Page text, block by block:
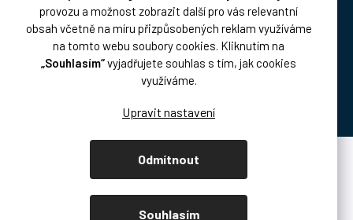
provozu a možnost zobrazit další pro vás relevantní
obsah včetně na míru přizpůsobených reklam využíváme
na tomto webu soubory cookies. Kliknutím na
„Souhlasím“vyjadřujete souhlas s tím, jak cookies
využíváme.
Odmítnout
Souhlasím
Platba:
Vytvořil Shoptet Premium
Copyright 2026 . Všechna práva vyhrazena.
Upravit nastavení cookies